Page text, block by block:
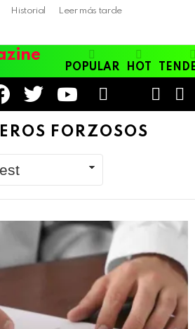
Historial Leer más tarde
POPULAR HOT
facebooktwitter youtube
SKIN
FORZOSOS